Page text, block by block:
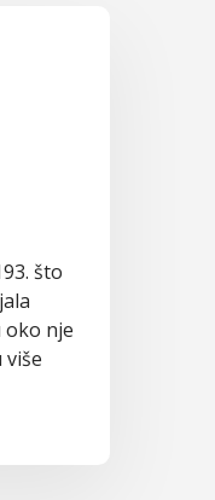
što
oko nje